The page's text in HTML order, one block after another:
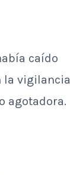
caído
la vigilancia
agotadora.